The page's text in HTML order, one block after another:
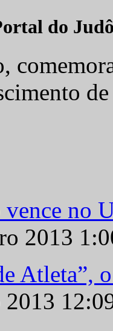
do
no
2013
Atleta”,
2013